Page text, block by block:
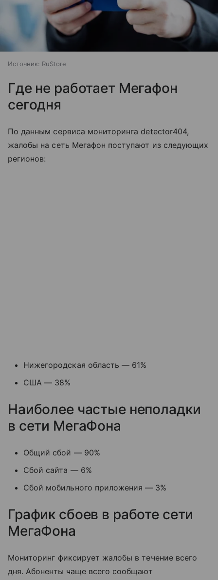
Источник: RuStore
Где не работает Мегафон
сегодня
По данным сервиса мониторинга detector404,
жалобы на сеть Мегафон поступают из следующих
регионов:
Нижегородская область — 61%
США — 38%
Наиболее частые неполадки
в сети МегаФона
Общий сбой — 90%
Сбой сайта — 6%
Сбой мобильного приложения — 3%
График сбоев в работе сети
МегаФона
Мониторинг фиксирует жалобы в течение всего
дня. Абоненты чаще всего сообщают